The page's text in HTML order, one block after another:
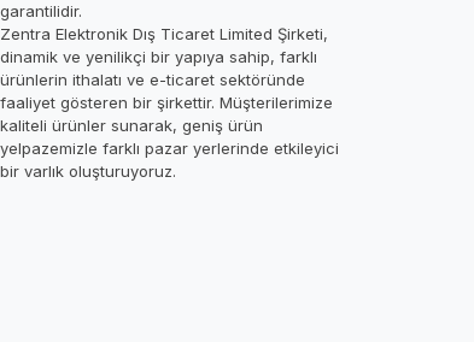
garantilidir.
Zentra Elektronik Dış Ticaret Limited Şirketi,
dinamik ve yenilikçi bir yapıya sahip, farklı
ürünlerin ithalatı ve e-ticaret sektöründe
faaliyet gösteren bir şirkettir. Müşterilerimize
kaliteli ürünler sunarak, geniş ürün
yelpazemizle farklı pazar yerlerinde etkileyici
bir varlık oluşturuyoruz.